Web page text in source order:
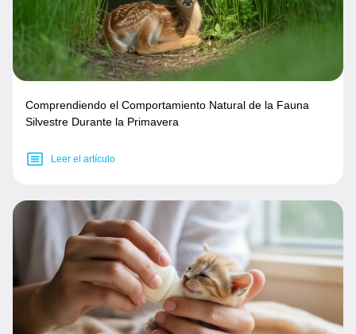
Comprendiendo el Comportamiento Natural de la Fauna
Silvestre Durante la Primavera
Leer el artículo